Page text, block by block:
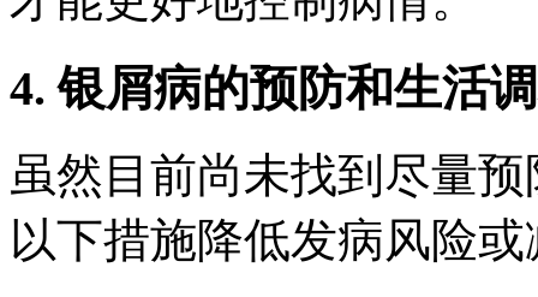
4. 银屑病的预防和生活
虽然目前尚未找到尽量
以下措施降低发病风险